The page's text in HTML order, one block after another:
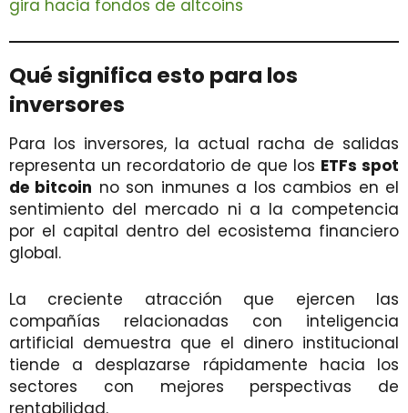
gira hacia fondos de altcoins
Qué significa esto para los
inversores
Para los inversores, la actual racha de salidas
representa un recordatorio de que los ETFs spot
de bitcoin no son inmunes a los cambios en el
sentimiento del mercado ni a la competencia
por el capital dentro del ecosistema financiero
global.
La creciente atracción que ejercen las
compañías relacionadas con inteligencia
artificial demuestra que el dinero institucional
tiende a desplazarse rápidamente hacia los
sectores con mejores perspectivas de